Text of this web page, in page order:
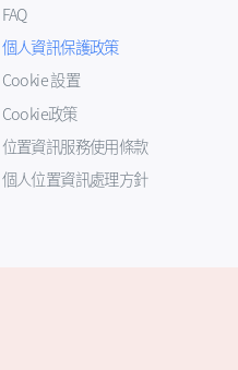
FAQ
個人資訊保護政策
Cookie 設置
Cookie政策
位置資訊服務使用條款
個人位置資訊處理方針